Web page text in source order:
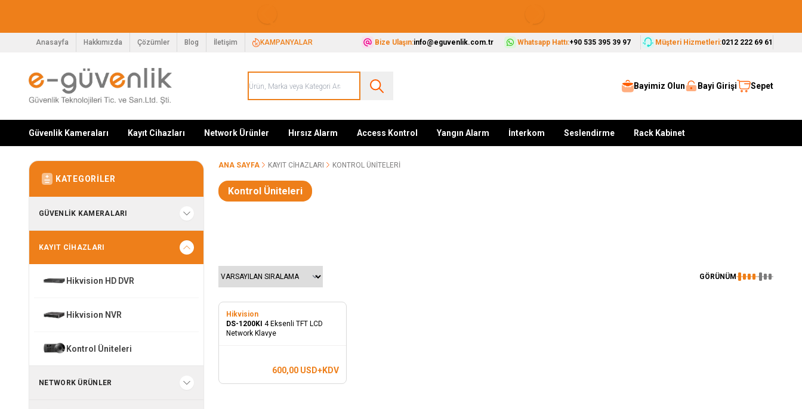
Anasayfa Hakkımızda Çözümler Blog İletişim KAMPANYALAR Bize Ulaşın:info@eguvenlik.com.tr Whatsapp Hattı:+90 535 395 39 97 Müşteri Hizmetleri:0212 222 69 61
Bayimiz Olun Bayi Girişi Sepet
Güvenlik Kameraları Kayıt Cihazları Network Ürünler Hırsız Alarm Access Kontrol Yangın Alarm İnterkom Seslendirme Rack Kabinet
KATEGORILER
GÜVENLIK KAMERALARI
KAYIT CIHAZLARI
Hikvision HD DVR
Hikvision NVR
Kontrol Üniteleri
NETWORK ÜRÜNLER
ANA SAYFA KAYIT CIHAZLARI KONTROL ÜNITELERI
Kontrol Üniteleri
GÖRÜNÜM
Hikvision
DS-1200KI 4 Eksenli TFT LCD
Network Klavye
600,00USD+KDV